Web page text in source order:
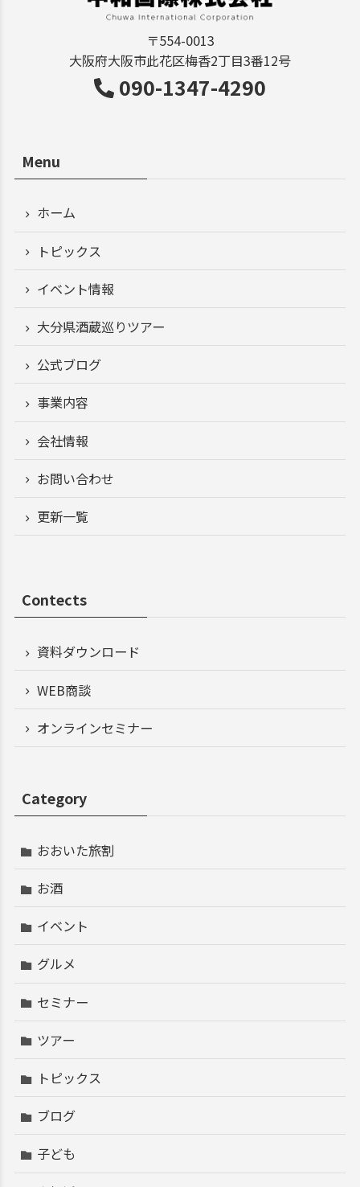
〒554-0013
大阪府大阪市此花区梅香2丁目3番12号
090-1347-4290
Menu
ホーム
トピックス
イベント情報
大分県酒蔵巡りツアー
公式ブログ
事業内容
会社情報
お問い合わせ
更新一覧
Contects
資料ダウンロード
WEB商談
オンラインセミナー
Category
おおいた旅割
お酒
イベント
グルメ
セミナー
ツアー
トピックス
ブログ
子ども